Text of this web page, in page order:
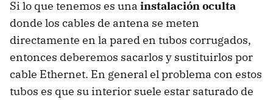
Si lo que tenemos es una instalación oculta
donde los cables de antena se meten
directamente en la pared en tubos corrugados,
entonces deberemos sacarlos y sustituirlos por
cable Ethernet. En general el problema con estos
tubos es que su interior suele estar saturado de